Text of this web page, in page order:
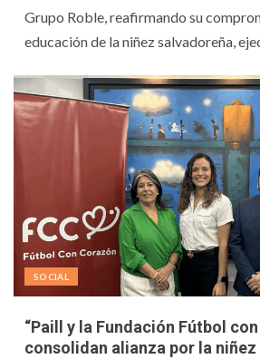
Grupo Roble, reafirmando su
educación de la niñez salvadoreña,
SOCIAL
“Paill y la Fundación Fútbol
consolidan alianza por la niñez